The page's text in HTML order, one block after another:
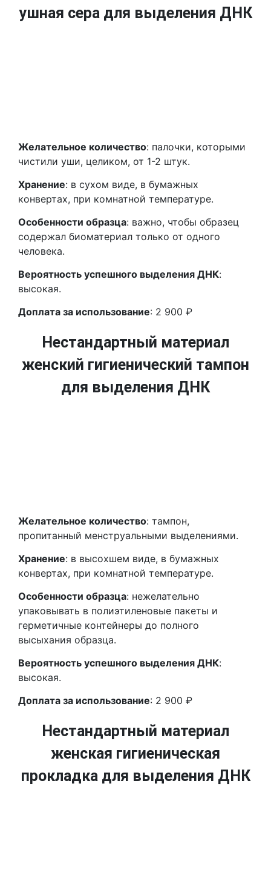
ушная сера для выделения ДНК
Желательное количество: палочки, которыми
чистили уши, целиком, от 1-2 штук.
Хранение: в сухом виде, в бумажных
конвертах, при комнатной температуре.
Особенности образца: важно, чтобы образец
содержал биоматериал только от одного
человека.
Вероятность успешного выделения ДНК:
высокая.
Доплата за использование: 2 900 ₽
Нестандартный материал
женский гигиенический тампон
для выделения ДНК
Желательное количество: тампон,
пропитанный менструальными выделениями.
Хранение: в высохшем виде, в бумажных
конвертах, при комнатной температуре.
Особенности образца: нежелательно
упаковывать в полиэтиленовые пакеты и
герметичные контейнеры до полного
высыхания образца.
Вероятность успешного выделения ДНК:
высокая.
Доплата за использование: 2 900 ₽
Нестандартный материал
женская гигиеническая
прокладка для выделения ДНК